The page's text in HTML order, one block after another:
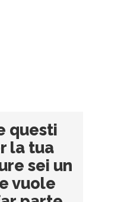
questi
la tua
sei un
vuole